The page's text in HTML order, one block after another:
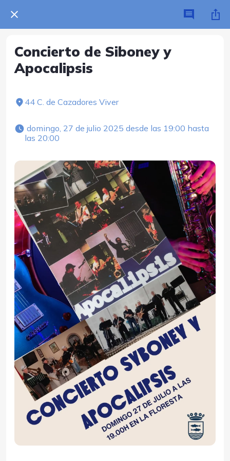
Concierto de Siboney y
Apocalipsis
44 C. de Cazadores Viver
las 20:00